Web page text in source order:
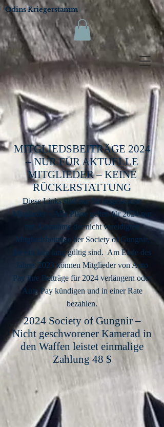
Odins Kriegerstamm
MITGLIEDSBEITRÄGE 2024
– NUR FÜR AKTUELLE
MITGLIEDER – KEINE
RÜCKERSTATTUNG
Diese Links sind nur für zugelassene
Mitglieder – Alle Pläne gelten für 2024nur
mit Ausnahme der nicht vereidigten
Mitgliedsbeiträge der Society of Gungnir,
die ein Jahr lang gültig sind. Am Ende des
Jahres 2023 können Mitglieder von Auto
Pay ihre Beiträge für 2024 verlängern oder
Auto Pay kündigen und in einer Rate
bezahlen.
2024 Society of Gungnir –
Nicht geschworener Kamerad in
den Waffen leistet einmalige
Zahlung 48 $